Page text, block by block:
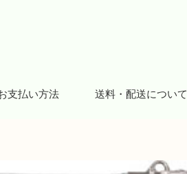
支払い方法 送料・配送について